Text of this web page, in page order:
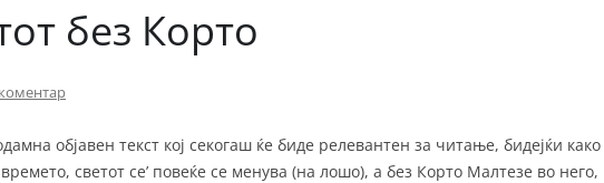
без Корто
објавен текст кој секогаш ќе биде релевантен за читање, бидејќи како
светот се’ повеќе се менува (на лошо), а без Корто Малтезе во него,